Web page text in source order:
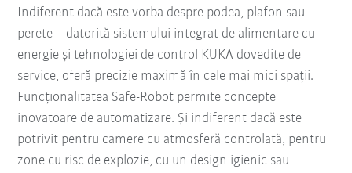
Indiferent dacă este vorba despre podea, plafon sau
perete – datorită sistemului integrat de alimentare cu
energie și tehnologiei de control KUKA dovedite de
service, oferă precizie maximă în cele mai mici spații.
Funcționalitatea Safe-Robot permite concepte
inovatoare de automatizare. Și indiferent dacă este
potrivit pentru camere cu atmosferă controlată, pentru
zone cu risc de explozie, cu un design igienic sau